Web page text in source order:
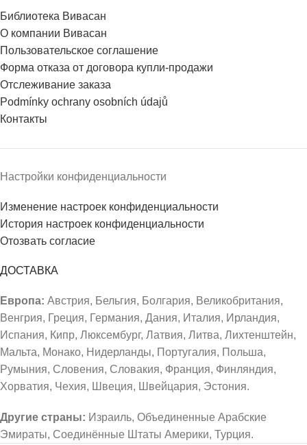
Библиотека Вивасан
О компании Вивасан
Пользовательское соглашение
Форма отказа от договора купли-продажи
Отслеживание заказа
Podmínky ochrany osobních údajů
Контакты
Настройки конфиденциальности
Изменение настроек конфиденциальности
История настроек конфиденциальности
Отозвать согласие
ДОСТАВКА
Европа: Австрия, Бельгия, Болгария, Великобритания,
Венгрия, Греция, Германия, Дания, Италия, Ирландия,
Испания, Кипр, Люксембург, Латвия, Литва, Лихтенштейн,
Мальта, Монако, Нидерланды, Португалия, Польша,
Румыния, Словения, Словакия, Франция, Финляндия,
Хорватия, Чехия, Швеция, Швейцария, Эстония.
Другие страны: Израиль, Объединенные Арабские
Эмираты, Соединённые Штаты Америки, Турция.